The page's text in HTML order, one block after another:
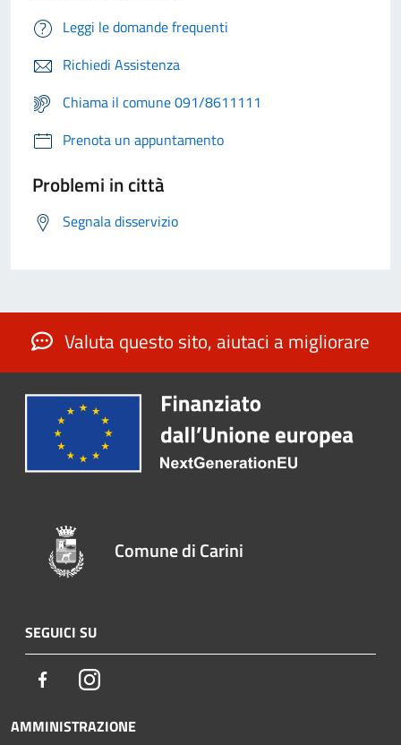
Leggi le domande frequenti
Richiedi Assistenza
Chiama il comune 091/8611111
Prenota un appuntamento
Problemi in città
Segnala disservizio
Valuta questo sito, aiutaci a migliorare
Comune di Carini
SEGUICI SU
FacebookInstagram
AMMINISTRAZIONE